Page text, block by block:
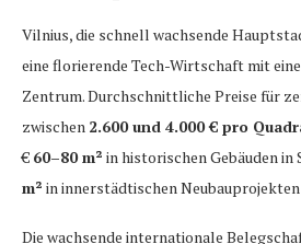
Vilnius, die schnell wachsende
eine florierende Tech-Wirtschaft mit
Zentrum. Durchschnittliche Preise für
zwischen 2.600 und 4.000 € pro
€ 60–80 m² in historischen Gebäuden in
m² in innerstädtischen
Die wachsende internationale